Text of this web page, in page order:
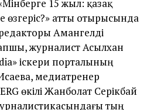
15 жыл: қазақ
атты отырысында
Амангелді
журналист Асылхан
іскери порталының
медиатренер
өкілі Жанболат Серікбай
тың